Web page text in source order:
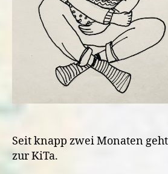
Seit knapp zwei Monaten
zur KiTa.